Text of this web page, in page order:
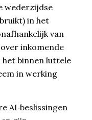
wederzijdse
in het
van
inkomende
binnen luttele
in werking
AI‑beslissingen